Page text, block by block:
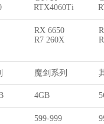
RTX4060Ti
RX 6650
R7 260X
魔剑系列
4GB
599-999